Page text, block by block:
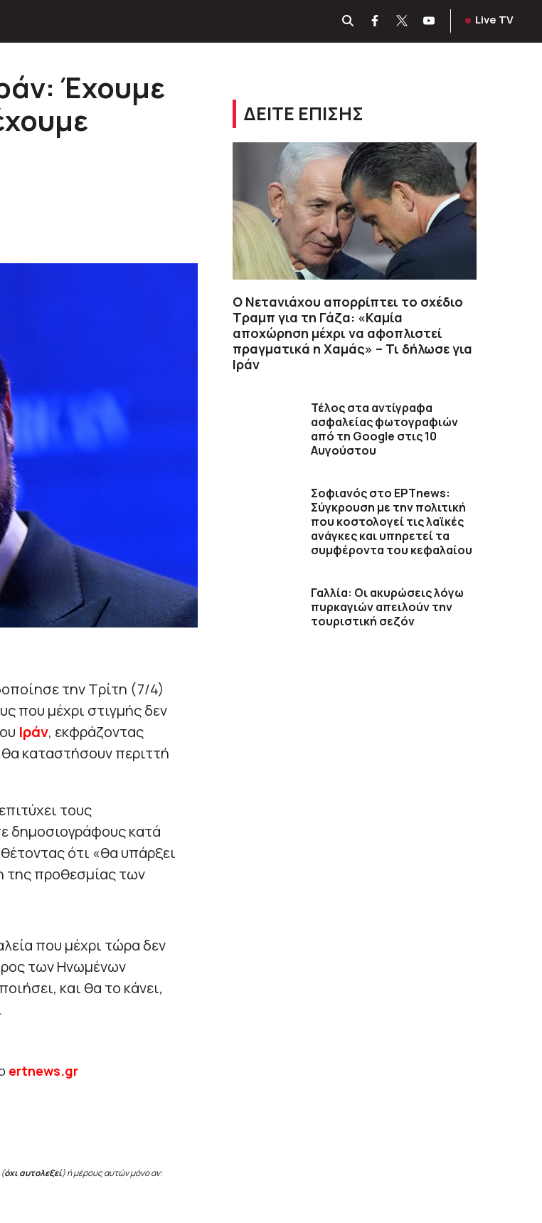
Live TV
Έχουμε
την Τρίτη (7/4)
που μέχρι στιγμής δεν
Ιράν, εκφράζοντας
καταστήσουν περιττή
τους
δημοσιογράφους κατά
ότι «θα υπάρξει
της προθεσμίας των
που μέχρι τώρα δεν
των Ηνωμένων
και θα το κάνει,
ertnews.gr
όχι αυτολεξεί) ή μέρους αυτών μόνο αν:
ΔΕΙΤΕ ΕΠΙΣΗΣ
Ο Νετανιάχου απορρίπτει το σχέδιο
Τραμπ για τη Γάζα: «Καμία
αποχώρηση μέχρι να αφοπλιστεί
πραγματικά η Χαμάς» – Τι δήλωσε για
Ιράν
Τέλος στα αντίγραφα
ασφαλείας φωτογραφιών
από τη Google στις 10
Αυγούστου
Σοφιανός στο ΕΡΤnews:
Σύγκρουση με την πολιτική
που κοστολογεί τις λαϊκές
ανάγκες και υπηρετεί τα
συμφέροντα του κεφαλαίου
Γαλλία: Οι ακυρώσεις λόγω
πυρκαγιών απειλούν την
τουριστική σεζόν